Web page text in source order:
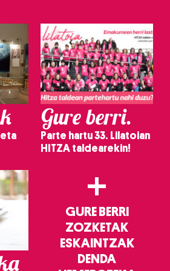
Gure berri.
Parte hartu 33. Lilatoian
HITZA taldearekin!
+
GURE BERRI
ZOZKETAK
ESKAINTZAK
DENDA